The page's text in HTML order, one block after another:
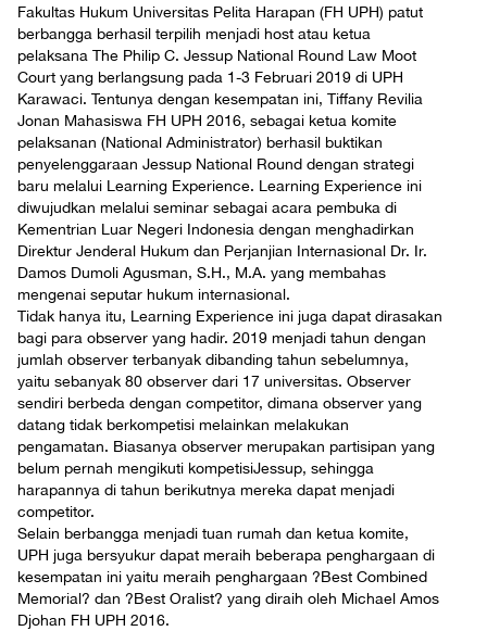
Fakultas Hukum Universitas Pelita Harapan (FH UPH) patut
berbangga berhasil terpilih menjadi host atau ketua
pelaksana The Philip C. Jessup National Round Law Moot
Court yang berlangsung pada 1-3 Februari 2019 di UPH
Karawaci. Tentunya dengan kesempatan ini, Tiffany Revilia
Jonan Mahasiswa FH UPH 2016, sebagai ketua komite
pelaksanan (National Administrator) berhasil buktikan
penyelenggaraan Jessup National Round dengan strategi
baru melalui Learning Experience. Learning Experience ini
diwujudkan melalui seminar sebagai acara pembuka di
Kementrian Luar Negeri Indonesia dengan menghadirkan
Direktur Jenderal Hukum dan Perjanjian Internasional Dr. Ir.
Damos Dumoli Agusman, S.H., M.A. yang membahas
mengenai seputar hukum internasional.
Tidak hanya itu, Learning Experience ini juga dapat dirasakan
bagi para observer yang hadir. 2019 menjadi tahun dengan
jumlah observer terbanyak dibanding tahun sebelumnya,
yaitu sebanyak 80 observer dari 17 universitas. Observer
sendiri berbeda dengan competitor, dimana observer yang
datang tidak berkompetisi melainkan melakukan
pengamatan. Biasanya observer merupakan partisipan yang
belum pernah mengikuti kompetisiJessup, sehingga
harapannya di tahun berikutnya mereka dapat menjadi
competitor.
Selain berbangga menjadi tuan rumah dan ketua komite,
UPH juga bersyukur dapat meraih beberapa penghargaan di
kesempatan ini yaitu meraih penghargaan ?Best Combined
Memorial? dan ?Best Oralist? yang diraih oleh Michael Amos
Djohan FH UPH 2016.